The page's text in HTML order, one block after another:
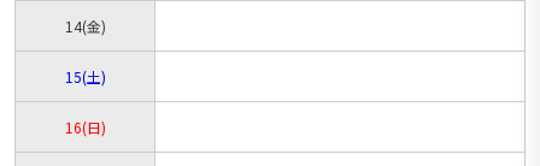
14(金)
15(土)
16(日)